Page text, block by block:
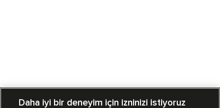
Daha iyi bir deneyim için izninizi istiyoruz